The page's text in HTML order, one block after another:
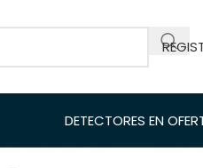
DETECTORES EN